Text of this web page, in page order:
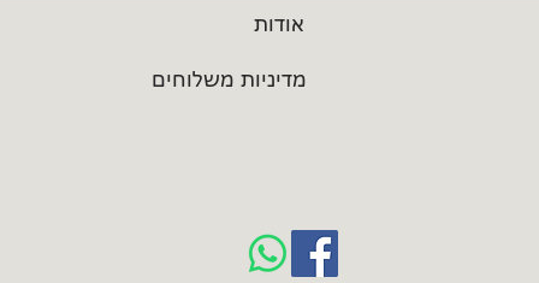
אודות
מדיניות משלוחים